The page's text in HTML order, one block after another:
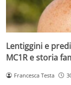
Lentiggini e
MC1R e storia
Francesca Testa